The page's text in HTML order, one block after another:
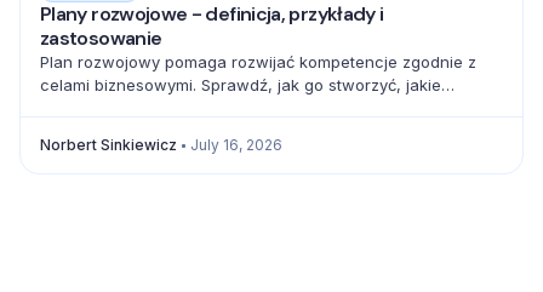
Plany rozwojowe - definicja, przykłady i
zastosowanie
Plan rozwojowy pomaga rozwijać kompetencje zgodnie z
celami biznesowymi. Sprawdź, jak go stworzyć, jakie
Norbert Sinkiewicz July 16, 2026